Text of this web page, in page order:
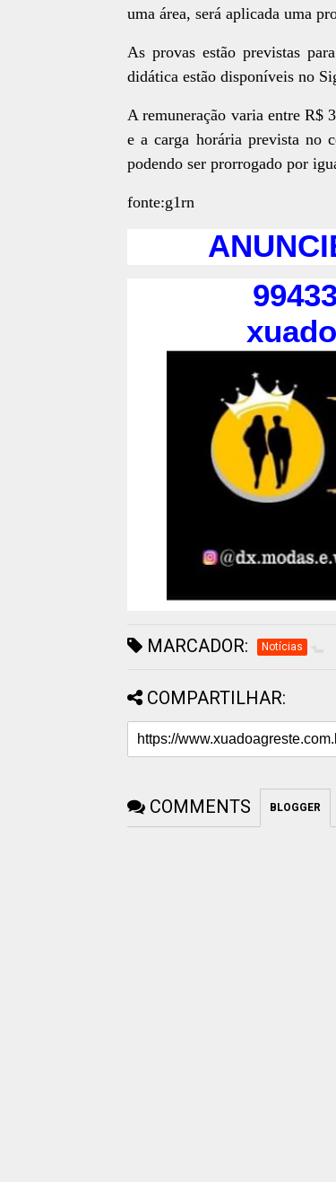
uma área, será aplicada uma
As provas estão previstas
didática estão disponíveis no
A remuneração varia entre R$
e a carga horária prevista no
podendo ser prorrogado por
fonte:g1rn
ANUNCIE
MARCADOR: Notícias
COMPARTILHAR:
COMMENTS BLOGGER